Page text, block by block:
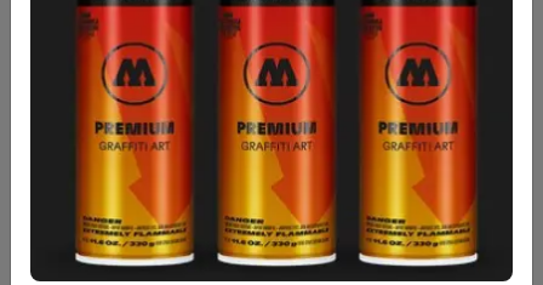
CALLIGRAPHY 3 MM
3 200